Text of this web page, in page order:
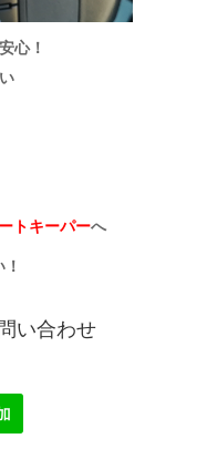
心！
トキーパーへ
い合わせ